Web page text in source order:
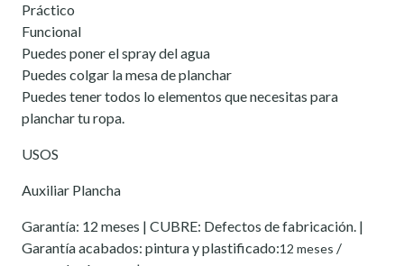
Práctico
Funcional
Puedes poner el spray del agua
Puedes colgar la mesa de planchar
Puedes tener todos lo elementos que necesitas para
planchar tu ropa.
USOS
Auxiliar Plancha
Garantía: 12 meses | CUBRE: Defectos de fabricación. |
Garantía acabados: pintura y plastificado:12 meses /